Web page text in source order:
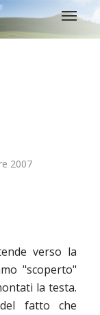
2007
verso la
"scoperto"
la testa.
fatto che